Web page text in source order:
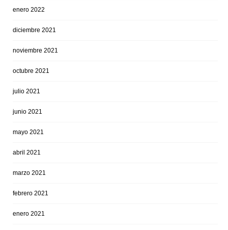
enero 2022
diciembre 2021
noviembre 2021
octubre 2021
julio 2021
junio 2021
mayo 2021
abril 2021
marzo 2021
febrero 2021
enero 2021